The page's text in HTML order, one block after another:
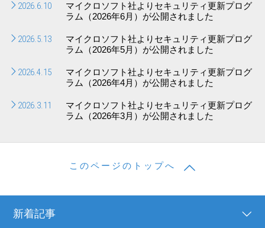
2026.6.10
マイクロソフト社よりセキュリティ更新プログ
ラム（2026年6月）が公開されました
2026.5.13
マイクロソフト社よりセキュリティ更新プログ
ラム（2026年5月）が公開されました
2026.4.15
マイクロソフト社よりセキュリティ更新プログ
ラム（2026年4月）が公開されました
2026.3.11
マイクロソフト社よりセキュリティ更新プログ
ラム（2026年3月）が公開されました
このページのトップへ
新着記事